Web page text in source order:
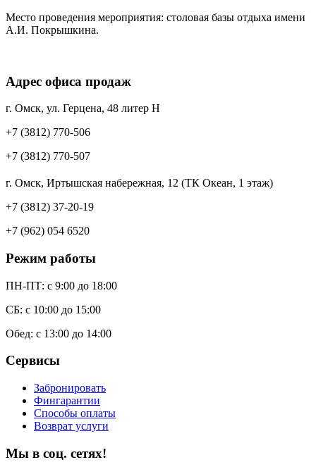
Место проведения мероприятия: столовая базы отдыха имени
А.И. Покрышкина.
Адрес офиса продаж
г. Омск, ул. Герцена, 48 литер Н
+7 (3812) 770-506
+7 (3812) 770-507
г. Омск, Иртышская набережная, 12 (ТК Океан, 1 этаж)
+7 (3812) 37-20-19
+7 (962) 054 6520
Режим работы
ПН-ПТ: c 9:00 до 18:00
СБ: с 10:00 до 15:00
Обед: с 13:00 до 14:00
Сервисы
Забронировать
Фингарантии
Способы оплаты
Возврат услуги
Мы в соц. сетях!